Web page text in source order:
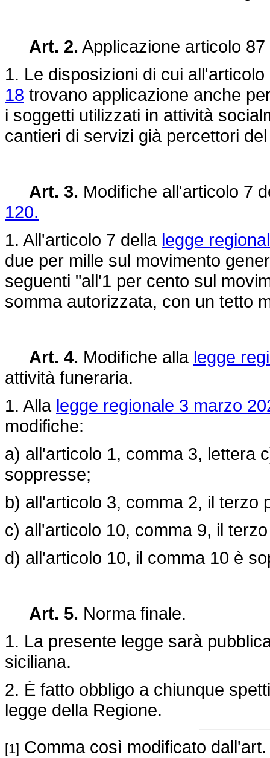
Art. 2. Applicazione articolo
1. Le disposizioni di cui
18 trovano applicazione anche
i soggetti utilizzati in attività
cantieri di servizi già percettori
Art. 3. Modifiche all'articolo 7
120.
1. All'articolo 7 della legge
due per mille sul movimento
seguenti "all'1 per cento sul
somma autorizzata, con un tetto
Art. 4. Modifiche alla legge
attività funeraria.
1. Alla legge regionale 3 marzo
modifiche:
a) all'articolo 1, comma 3, lettera
soppresse;
b) all'articolo 3, comma 2, il terzo
c) all'articolo 10, comma 9, il
d) all'articolo 10, il comma 10 è
Art. 5. Norma finale.
1. La presente legge sarà
siciliana.
2. È fatto obbligo a chiunque
legge della Regione.
[1] Comma così modificato